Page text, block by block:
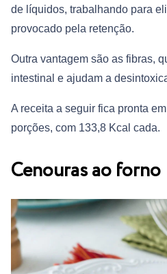
de líquidos, trabalhando para
provocado pela retenção.
Outra vantagem são as fibras,
intestinal e ajudam a
A receita a seguir fica pronta
porções, com 133,8 Kcal cada.
Cenouras ao forno